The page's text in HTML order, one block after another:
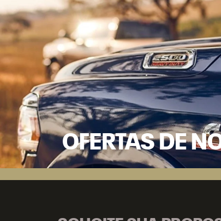
OFERTAS DE